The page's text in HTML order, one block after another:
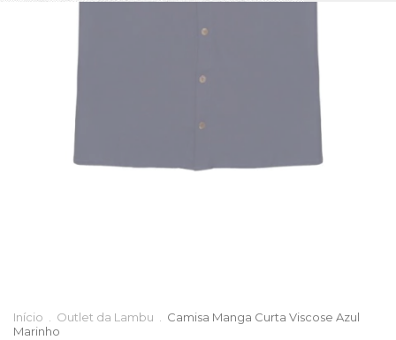
Início Outlet da Lambu
Camisa Manga Curta Viscose Azul
Marinho